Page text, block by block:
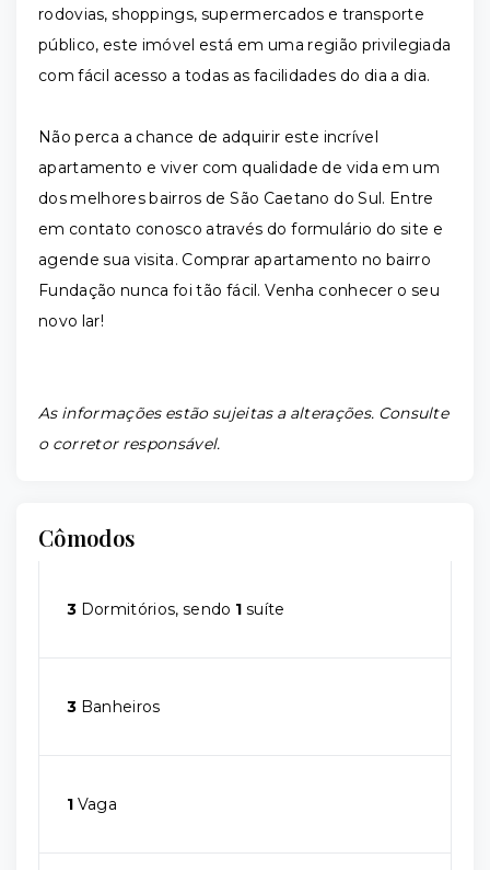
rodovias, shoppings, supermercados e transporte
público, este imóvel está em uma região privilegiada
com fácil acesso a todas as facilidades do dia a dia.
Não perca a chance de adquirir este incrível
apartamento e viver com qualidade de vida em um
dos melhores bairros de São Caetano do Sul. Entre
em contato conosco através do formulário do site e
agende sua visita. Comprar apartamento no bairro
Fundação nunca foi tão fácil. Venha conhecer o seu
novo lar!
As informações estão sujeitas a alterações. Consulte
o corretor responsável.
Cômodos
3 Dormitórios, sendo 1 suíte
3 Banheiros
1 Vaga